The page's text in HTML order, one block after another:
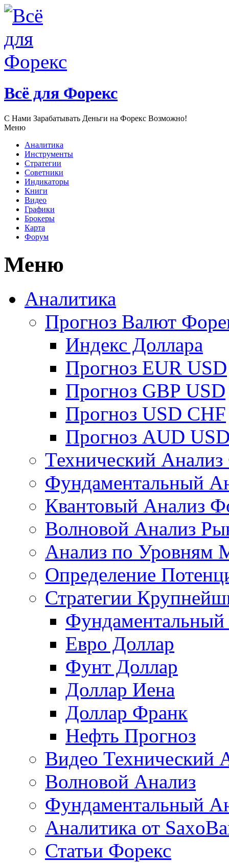
Всё для Форекс
С Нами Зарабатывать Деньги нa Форекс Возможно!
Меню
Аналитика
Инструменты
Стратегии
Советники
Индикаторы
Книги
Видео
Графики
Брокеры
Карта
Форум
Меню
Аналитика
Прогноз Валют
Индекс Доллара
Прогноз EUR USD
Прогноз GBP USD
Прогноз USD CHF
Прогноз AUD
Технический
Фундаментальный
Квантовый Анализ
Волновой Анализ
Анализ по Уровням
Определение
Стратегии
Евро Доллар
Фунт Доллар
Доллар Иена
Доллар Франк
Нефть Прогноз
Видео Технический
Волновой Анализ
Фундаментальный
Аналитика от
Статьи Форекс